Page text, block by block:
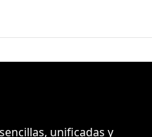
unificadas y